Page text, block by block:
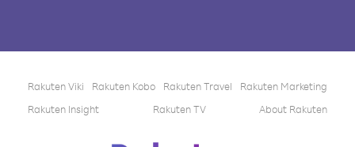
Rakuten Viki Rakuten Kobo Rakuten Travel
Rakuten Marketing
Rakuten Insight
Rakuten TV About Rakuten